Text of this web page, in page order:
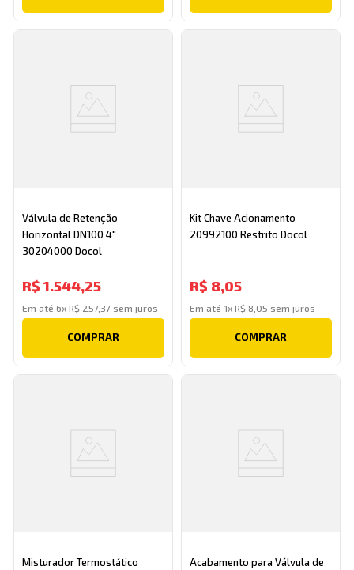
Válvula de Retenção
Horizontal DN100 4"
30204000 Docol
R$ 1.544,25
Em até6xR$ 257, 37 sem juros
COMPRAR
Kit Chave Acionamento
20992100 Restrito Docol
R$ 8,05
Em até 1x R$ 8 05 sem juros
COMPRAR
Misturador Termostático
Acabamento para Válvula de